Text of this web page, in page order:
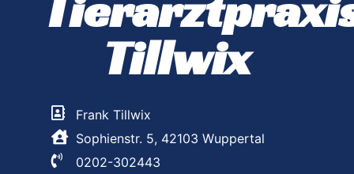
Tillwix
Frank Tillwix
Sophienstr. 5, 42103 Wuppertal
0202-302443